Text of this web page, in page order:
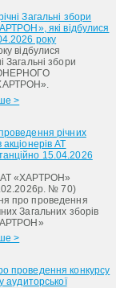
Загальні збори
які відбулися
року
відбулися
Загальні збори
>
річних
АТ
15.04.2026
АТ «ХАРТРОН»
№ 70)
про проведення
Загальних зборів
>
проведення конкурсу
аудиторської